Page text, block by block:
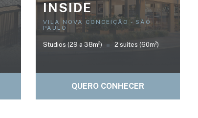
INSIDE
VILA NOVA CONCEIÇÃO - SÃO
PAULO
Studios (29 a 38m²) 2 suítes (60m²)
QUERO CONHECER